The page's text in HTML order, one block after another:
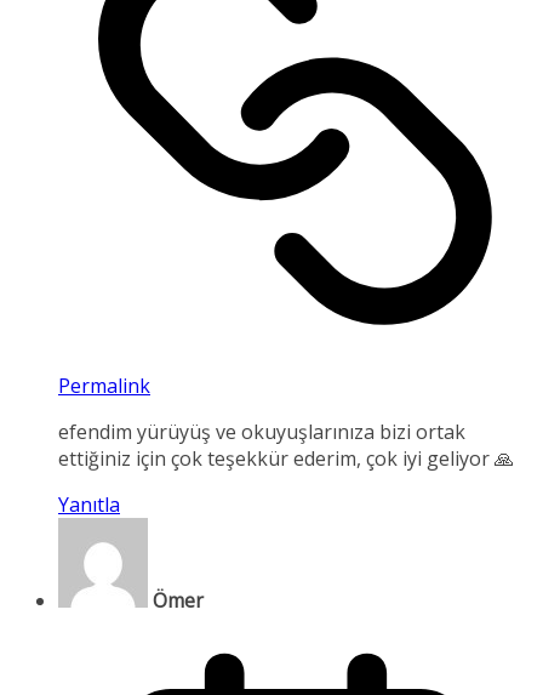
Permalink
efendim yürüyüş ve okuyuşlarınıza bizi ortak
ettiğiniz için çok teşekkür ederim, çok iyi geliyor 🙏
Yanıtla
Ömer